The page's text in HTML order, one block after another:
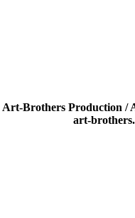
Art-Brothers Production /
art-